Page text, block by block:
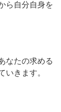
ら自分自身を
なたの求める
いきます。